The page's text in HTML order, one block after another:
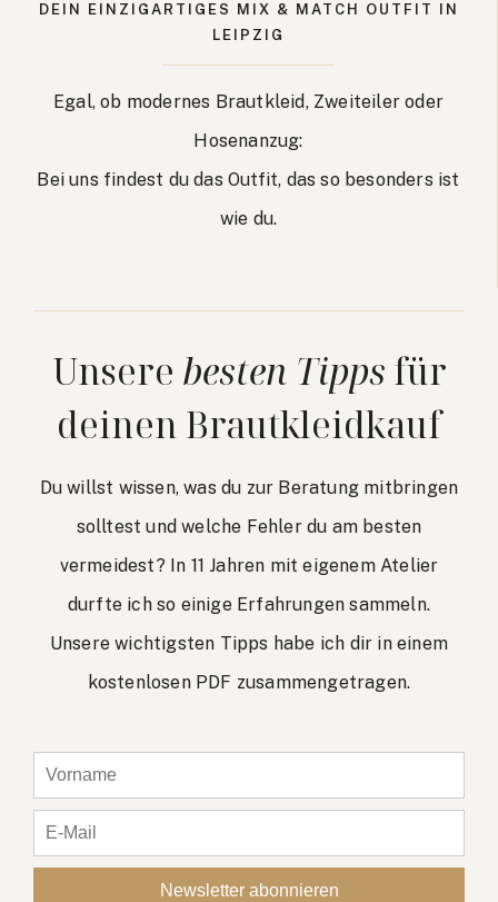
DEIN EINZIGARTIGES MIX & MATCH OUTFIT IN
LEIPZIG
Egal, ob modernes Brautkleid, Zweiteiler oder
Hosenanzug:
Bei uns findest du das Outfit, das so besonders ist
wie du.
Unsere besten Tipps für
deinen Brautkleidkauf
Du willst wissen, was du zur Beratung mitbringen
solltest und welche Fehler du am besten
vermeidest? In 11 Jahren mit eigenem Atelier
durfte ich so einige Erfahrungen sammeln.
Unsere wichtigsten Tipps habe ich dir in einem
kostenlosen PDF zusammengetragen.